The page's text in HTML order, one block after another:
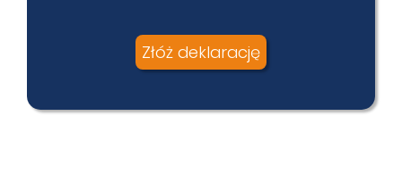
Złóż deklarację